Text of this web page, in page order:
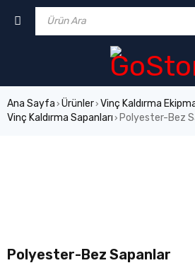
Ana Sayfa › Ürünler› Vinç Kaldırma
Vinç Kaldırma Sapanları › Polyester-Bez
Polyester-Bez Sapanlar